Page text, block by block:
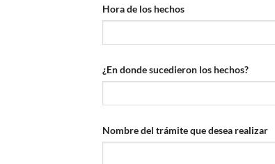
Hora de los hechos
¿En donde sucedieron los hechos?
Nombre del trámite que desea realizar